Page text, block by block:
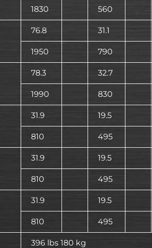
1830 560
76.8 31.1
1950 790
78.3 32.7
1990 830
31.9 19.5
810 495
31.9 19.5
810 495
31.9 19.5
810 495
396 lbs 180 kg